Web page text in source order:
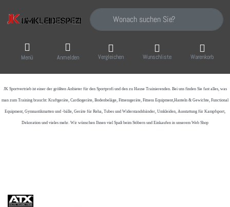
Geben Sie einen Suchbegriff ein. Während
Menü Anmelden Vergleichen Wunschliste Warenkorb
JK Sportvertrieb ist einer der größten Anbieter für den Sportprofi und den zu Hause Trainierenden. Bei uns finden Sie fast alles, was
man zum Training braucht: Kraftgeräte, Cardiogeräte, Bodenbeläge, Fitnessgeräte, Fitness Equipment,Hanteln & Gewichte, Functional
Equipment, Gymnastikmatten und -bälle, Geräte für Reha, Tubes und Widerstandsbänder, Umkleiden, Ausstattung für Kampfsport,
Dekoration und vieles mehr. Wir wünschen Ihnen viel Spaß beim Stöbern und Einkaufen in unserem Web Shop